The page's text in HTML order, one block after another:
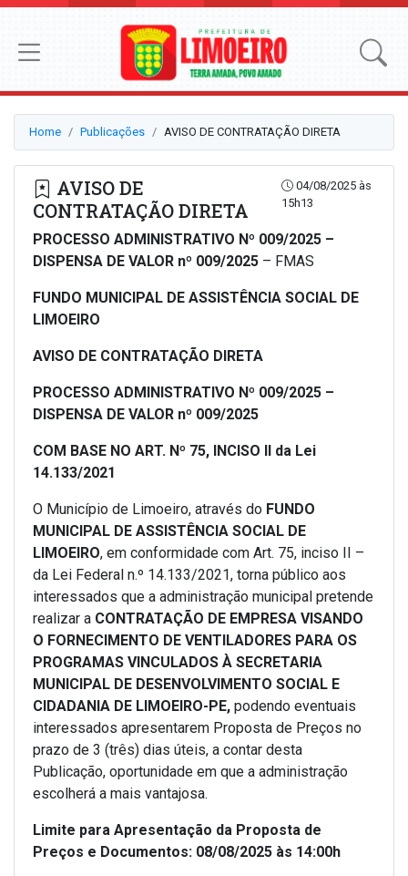
Home Publicações AVISO DE CONTRATAÇÃO DIRETA
AVISO DE
CONTRATAÇÃO DIRETA
04/08/2025 às
15h13
PROCESSO ADMINISTRATIVO Nº 009/2025 –
DISPENSA DE VALOR nº 009/2025 – FMAS
FUNDO MUNICIPAL DE ASSISTÊNCIA SOCIAL DE
LIMOEIRO
AVISO DE CONTRATAÇÃO DIRETA
PROCESSO ADMINISTRATIVO Nº 009/2025 –
DISPENSA DE VALOR nº 009/2025
COM BASE NO ART. Nº 75, INCISO II da Lei
14.133/2021
O Município de Limoeiro, através do FUNDO
MUNICIPAL DE ASSISTÊNCIA SOCIAL DE
LIMOEIRO, em conformidade com Art. 75, inciso II –
da Lei Federal n.º 14.133/2021, torna público aos
interessados que a administração municipal pretende
realizar a CONTRATAÇÃO DE EMPRESA VISANDO
O FORNECIMENTO DE VENTILADORES PARA OS
PROGRAMAS VINCULADOS À SECRETARIA
MUNICIPAL DE DESENVOLVIMENTO SOCIAL E
CIDADANIA DE LIMOEIRO-PE, podendo eventuais
interessados apresentarem Proposta de Preços no
prazo de 3 (três) dias úteis, a contar desta
Publicação, oportunidade em que a administração
escolherá a mais vantajosa.
Limite para Apresentação da Proposta de
Preços e Documentos: 08/08/2025 às 14:00h